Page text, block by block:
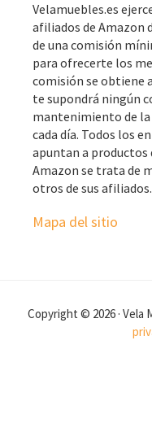
Velamuebles.es
afiliados de Amazon
de una comisión
para ofrecerte los
comisión se obtiene
te supondrá ningún
mantenimiento de la
cada día. Todos los
apuntan a productos
Amazon se trata de
otros de sus afiliados.
Mapa del sitio
Copyright © 2026 · Vela